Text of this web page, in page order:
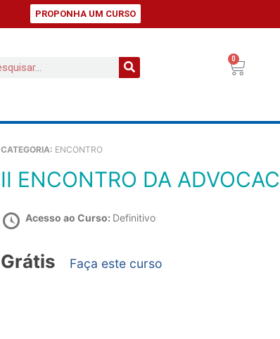
PROPONHA UM CURSO
0
CATEGORIA: ENCONTRO
II ENCONTRO DA
Acesso ao Curso: Definitivo
Grátis Faça este curso